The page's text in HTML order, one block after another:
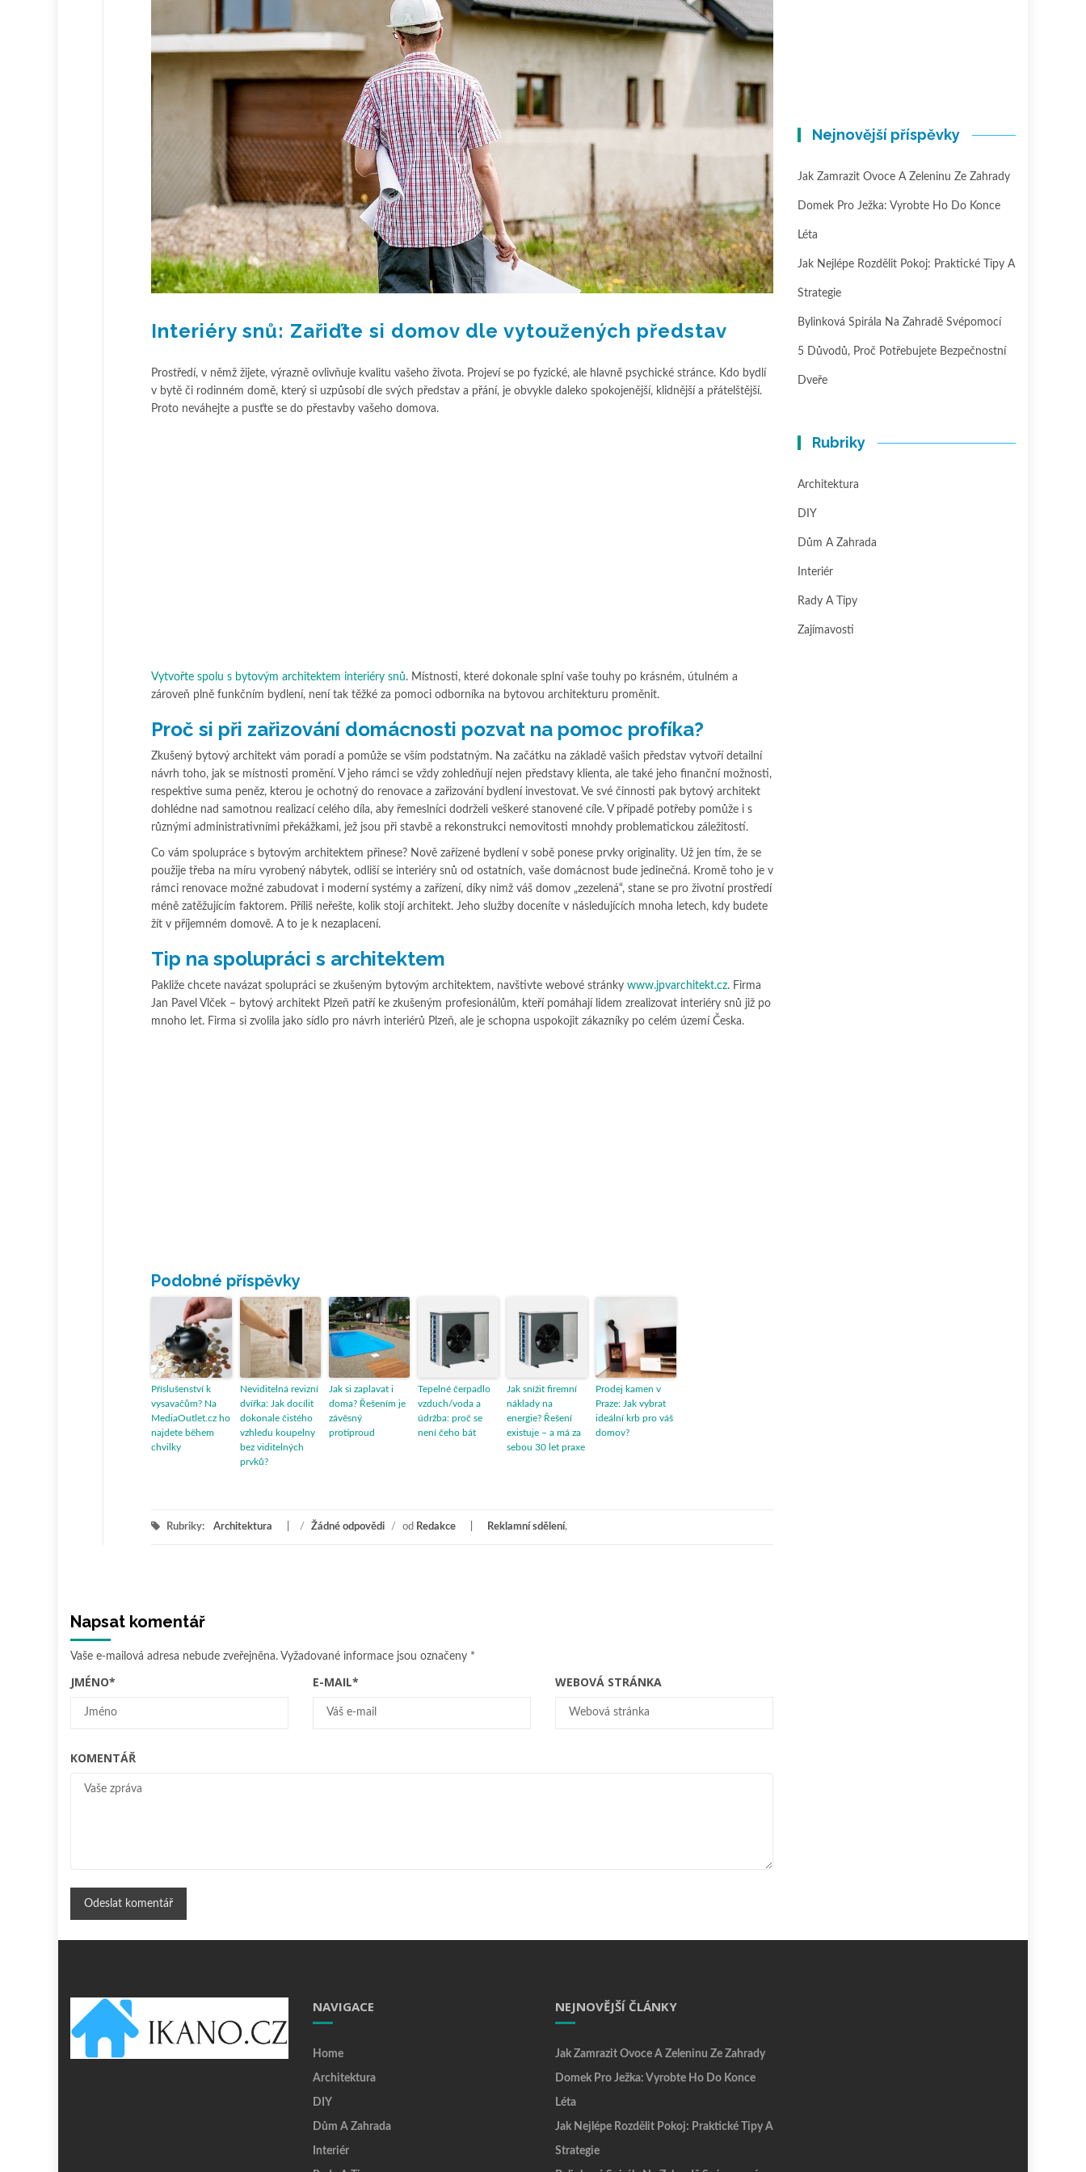
Interiéry snů: Zařiďte si domov dle vytoužených představ
Prostředí, v němž žijete, výrazně ovlivňuje kvalitu vašeho života. Projeví se po fyzické, ale hlavně psychické stránce. Kdo bydlí
v bytě či rodinném domě, který si uzpůsobí dle svých představ a přání, je obvykle daleko spokojenější, klidnější a přátelštější.
Proto neváhejte a pusťte se do přestavby vašeho domova.
Vytvořte spolu s bytovým architektem interiéry snů. Místnosti, které dokonale splní vaše touhy po krásném, útulném a
zároveň plně funkčním bydlení, není tak těžké za pomoci odborníka na bytovou architekturu proměnit.
Proč si při zařizování domácnosti pozvat na pomoc profíka?
Zkušený bytový architekt vám poradí a pomůže se vším podstatným. Na začátku na základě vašich představ vytvoří detailní
návrh toho, jak se místnosti promění. V jeho rámci se vždy zohledňují nejen představy klienta, ale také jeho finanční možnosti,
respektive suma peněz, kterou je ochotný do renovace a zařizování bydlení investovat. Ve své činnosti pak bytový architekt
dohlédne nad samotnou realizací celého díla, aby řemeslníci dodrželi veškeré stanovené cíle. V případě potřeby pomůže i s
různými administrativními překážkami, jež jsou při stavbě a rekonstrukci nemovitosti mnohdy problematickou záležitostí.
Co vám spolupráce s bytovým architektem přinese? Nově zařízené bydlení v sobě ponese prvky originality. Už jen tím, že se
použije třeba na míru vyrobený nábytek, odliší se interiéry snů od ostatních, vaše domácnost bude jedinečná. Kromě toho je v
rámci renovace možné zabudovat i moderní systémy a zařízení, díky nimž váš domov „zezelená“, stane se pro životní prostředí
méně zatěžujícím faktorem. Příliš neřešte, kolik stojí architekt. Jeho služby doceníte v následujících mnoha letech, kdy budete
žít v příjemném domově. A to je k nezaplacení.
Tip na spolupráci s architektem
Pakliže chcete navázat spolupráci se zkušeným bytovým architektem, navštivte webové stránky www.jpvarchitekt.cz. Firma
Jan Pavel Vlček – bytový architekt Plzeň patří ke zkušeným profesionálům, kteří pomáhají lidem zrealizovat interiéry snů již po
mnoho let. Firma si zvolila jako sídlo pro návrh interiérů Plzeň, ale je schopna uspokojit zákazníky po celém území Česka.
Podobné příspěvky
Příslušenství k
vysavačům? Na
MediaOutlet.cz ho
najdete během
chvilky
Neviditelná revizní
dvířka: Jak docílit
dokonale čistého
vzhledu koupelny
bez viditelných
prvků?
Jak si zaplavat i
doma? Řešením je
závěsný
protiproud
Tepelné čerpadlo
vzduch/voda a
údržba: proč se
není čeho bát
Jak snížit firemní
náklady na
energie? Řešení
existuje – a má za
sebou 30 let praxe
Prodej kamen v
Praze: Jak vybrat
ideální krb pro váš
domov?
Rubriky: Architektura / Žádné odpovědi / od Redakce Reklamní sdělení,
Napsat komentář
Vaše e-mailová adresa nebude zveřejněna. Vyžadované informace jsou označeny *
JMÉNO* E-MAIL* WEBOVÁ STRÁNKA
KOMENTÁŘ
Nejnovější příspěvky
Jak Zamrazit Ovoce A Zeleninu Ze Zahrady
Domek Pro Ježka: Vyrobte Ho Do Konce
Léta
Jak Nejlépe Rozdělit Pokoj: Praktické Tipy A
Strategie
Bylinková Spirála Na Zahradě Svépomocí
5 Důvodů, Proč Potřebujete Bezpečnostní
Dveře
Rubriky
Architektura
DIY
Dům A Zahrada
Interiér
Rady A Tipy
Zajímavosti
NAVIGACE
Home
Architektura
DIY
Dům A Zahrada
Interiér
NEJNOVĚJŠÍ ČLÁNKY
Jak Zamrazit Ovoce A Zeleninu Ze Zahrady
Domek Pro Ježka: Vyrobte Ho Do Konce
Léta
Jak Nejlépe Rozdělit Pokoj: Praktické Tipy A
Strategie